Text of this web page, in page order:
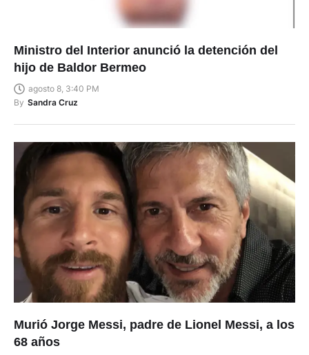
Ministro del Interior anunció la detención del
hijo de Baldor Bermeo
agosto 8, 3:40 PM
By Sandra Cruz
Murió Jorge Messi, padre de Lionel Messi, a los
68 años